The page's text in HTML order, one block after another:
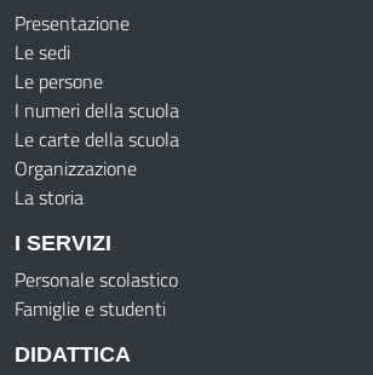
Presentazione
Le sedi
Le persone
I numeri della scuola
Le carte della scuola
Organizzazione
La storia
I SERVIZI
Personale scolastico
Famiglie e studenti
DIDATTICA